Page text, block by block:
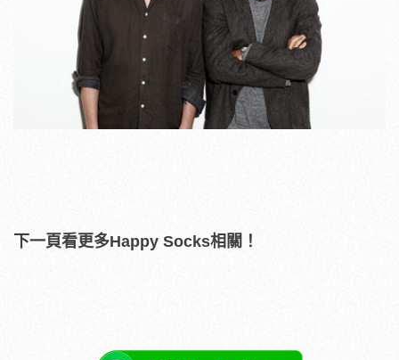
下一頁看更多Happy Socks相關！